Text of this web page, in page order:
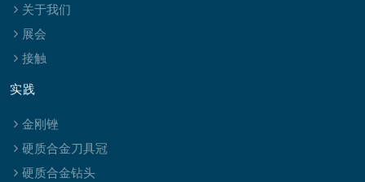
关于我们
展会
接触
实践
金刚锉
硬质合金刀具冠
硬质合金钻头